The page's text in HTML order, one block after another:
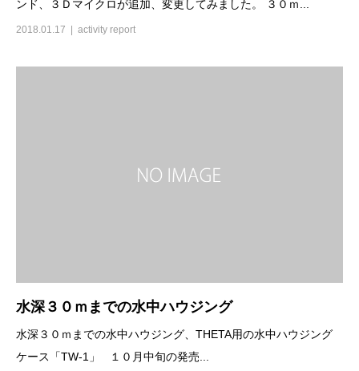
ンド、３Ｄマイクロが追加、変更してみました。 ３０ｍ...
2018.01.17 activity report
水深３０ｍまでの水中ハウジング
水深３０ｍまでの水中ハウジング、THETA用の水中ハウジング
ケース「TW-1」 １０月中旬の発売...